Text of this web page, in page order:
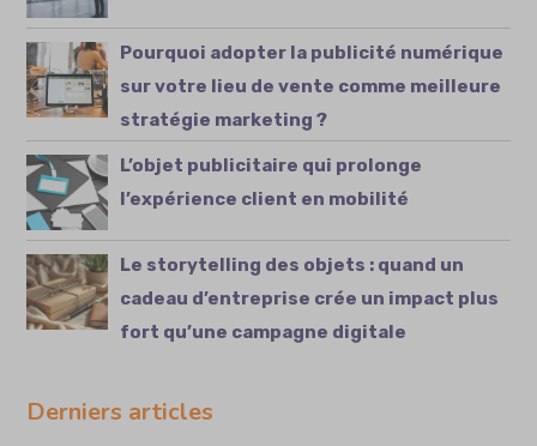
Pourquoi adopter la publicité numérique
sur votre lieu de vente comme meilleure
stratégie marketing ?
L’objet publicitaire qui prolonge
l’expérience client en mobilité
Le storytelling des objets : quand un
cadeau d’entreprise crée un impact plus
fort qu’une campagne digitale
Derniers articles